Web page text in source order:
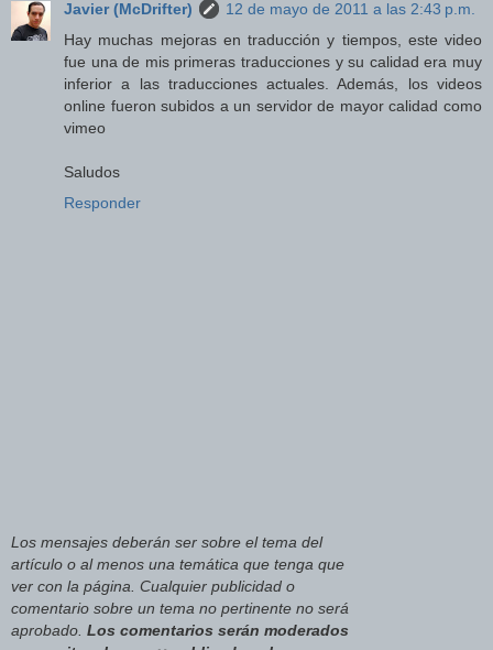
Javier (McDrifter)
12 de mayo de 2011 a las 2:43 p.m.
Hay muchas mejoras en traducción y tiempos, este video
fue una de mis primeras traducciones y su calidad era muy
inferior a las traducciones actuales. Además, los videos
online fueron subidos a un servidor de mayor calidad como
vimeo
Saludos
Responder
Los mensajes deberán ser sobre el tema del
artículo o al menos una temática que tenga que
ver con la página. Cualquier publicidad o
comentario sobre un tema no pertinente no será
aprobado. Los comentarios serán moderados